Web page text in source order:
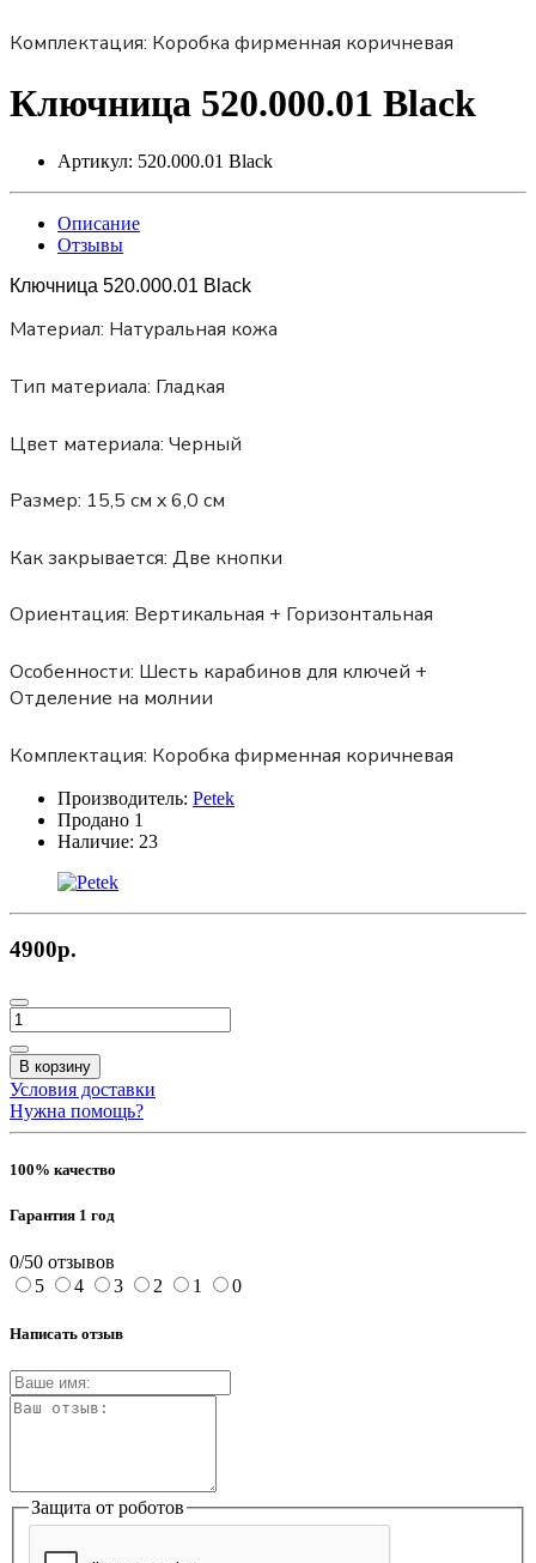
Комплектация: Коробка фирменная коричневая
Ключница 520.000.01 Black
Артикул: 520.000.01 Black
Описание
Отзывы
Ключница 520.000.01 Black
Материал: Натуральная кожа
Тип материала: Гладкая
Цвет материала: Черный
Размер: 15,5 см x 6,0 см
Как закрывается: Две кнопки
Ориентация: Вертикальная + Горизонтальная
Особенности: Шесть карабинов для ключей +
Отделение на молнии
Комплектация: Коробка фирменная коричневая
Производитель: Petek
Продано 1
Наличие: 23
4900р.
В корзину
Условия доставки
Нужна помощь?
100% качество
Гарантия 1 год
0/50 отзывов
5
4 3 2 1 0
Написать отзыв
Защита от роботов